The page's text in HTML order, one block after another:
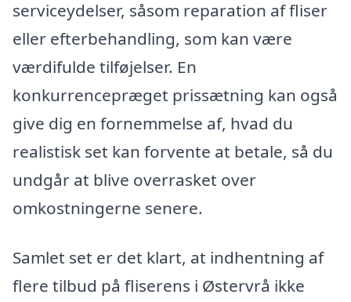
serviceydelser, såsom reparation af fliser
eller efterbehandling, som kan være
værdifulde tilføjelser. En
konkurrencepræget prissætning kan også
give dig en fornemmelse af, hvad du
realistisk set kan forvente at betale, så du
undgår at blive overrasket over
omkostningerne senere.
Samlet set er det klart, at indhentning af
flere tilbud på fliserens i Østervrå ikke